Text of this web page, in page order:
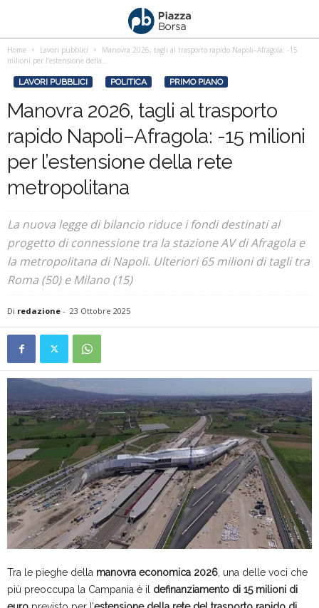
Home Lavori pubblici
Manovra 2026, tagli al trasporto rapido Napoli–Afragola: -15
milioni per l’estensione della...
LAVORI PUBBLICI POLITICA PRIMO PIANO
Manovra 2026, tagli al trasporto
rapido Napoli–Afragola: -15 milioni
per l’estensione della rete
metropolitana
La nuova legge di bilancio riduce i fondi destinati al
progetto di connessione tra la stazione AV di Afragola e
la metropolitana di Napoli. Ulteriori 65 milioni di tagli tra
Roma (50) e Milano (15)
Di redazione - 23 Ottobre 2025
Tra le pieghe della manovra economica 2026 , una delle voci che
più preoccupa la Campania è il definanziamento di 15 milioni di